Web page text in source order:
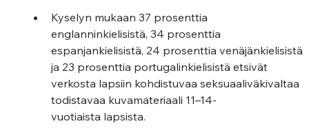
Kyselyn mukaan 37 prosenttia
englanninkielisistä, 34 prosenttia
espanjankielisistä, 24 prosenttia venäjänkielisistä
ja 23 prosenttia portugalinkielisistä etsivät
verkosta lapsiin kohdistuvaa seksuaaliväkivaltaa
todistavaa kuvamateriaali 11–14-
vuotiaista lapsista.